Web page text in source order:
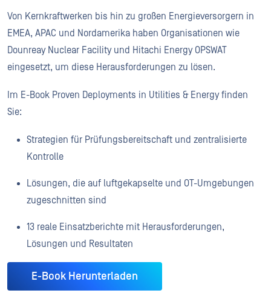
Von Kernkraftwerken bis hin zu großen Energieversorgern in
EMEA, APAC und Nordamerika haben Organisationen wie
Dounreay Nuclear Facility und Hitachi Energy OPSWAT
eingesetzt, um diese Herausforderungen zu lösen.
Im E-Book Proven Deployments in Utilities & Energy finden
Sie:
Strategien für Prüfungsbereitschaft und zentralisierte
Kontrolle
Lösungen, die auf luftgekapselte und OT-Umgebungen
zugeschnitten sind
13 reale Einsatzberichte mit Herausforderungen,
Lösungen und Resultaten
E-Book Herunterladen